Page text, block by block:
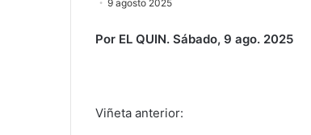
9 agosto 2025
Por EL QUIN. Sábado, 9 ago. 2025
Viñeta anterior: